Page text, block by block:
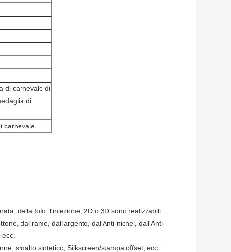
di carnevale di
di
carnevale
della foto, l'iniezione, 2D o 3D sono realizzabili
dal rame, dall'argento, dal Anti-nichel, dall'Anti-
smalto sintetico, Silkscreen/stampa offset, ecc,